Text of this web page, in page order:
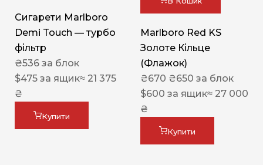
Сигарети Marlboro
Demi Touch — турбо
фільтр
₴536 за блок
$475 за ящик≈ 21 375
₴
Купити
Marlboro Red KS
Золоте Кільце
(Флажок)
₴670 ₴650 за блок
$600 за ящик≈ 27 000
₴
Купити